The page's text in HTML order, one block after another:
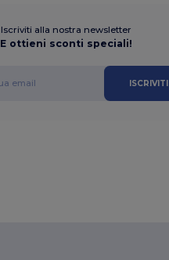
Iscriviti alla nostra newsletter
E ottieni sconti speciali!
ISCRIVITI